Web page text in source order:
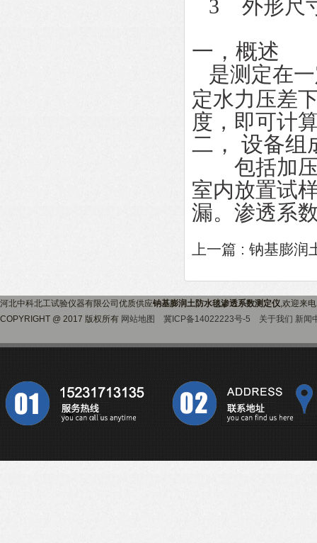
3 外形尺
一，概述
是测定在
定水力压差
度，即可计
二， 设备组
包括加压
室内放置试
漏。渗透系
上一篇 : 钠基膨润
河北中科北工试验仪器有限公司优质供应钠基膨润土防水毯渗透系数测定仪,欢迎来
COPYRIGHT @ 2017 版权所有 网站地图 冀ICP备14022223号-5 关于我们 新闻